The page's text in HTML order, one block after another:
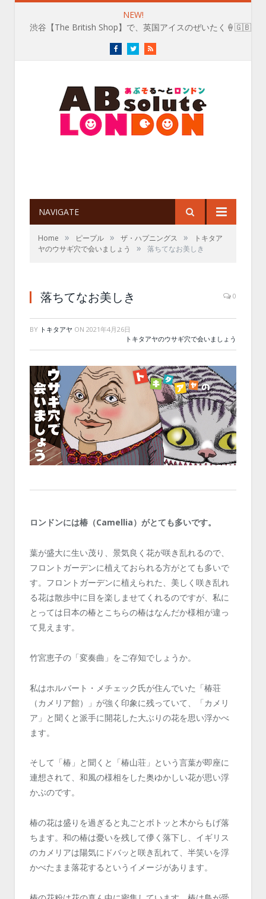
NEW!
渋谷【The British Shop】で、英国アイスのぜいたく🍦🇬🇧
FacebookTwitterRSS
NAVIGATE
Home » ピープル » ザ・ハプニングス »
トキタア
ヤのウサギ穴で会いましょう
» 落ちてなお美しき
落ちてなお美しき 0
BY トキタアヤ ON 2021年4月26日
トキタアヤのウサギ穴で会いましょう
ロンドンには椿（Camellia）がとても多いです。
葉が盛大に生い茂り、景気良く花が咲き乱れるので、
フロントガーデンに植えておられる方がとても多いで
す。フロントガーデンに植えられた、美しく咲き乱れ
る花は散歩中に目を楽しませてくれるのですが、私に
とっては日本の椿とこちらの椿はなんだか様相が違っ
て見えます。
竹宮恵子の「変奏曲」をご存知でしょうか。
私はホルバート・メチェック氏が住んでいた「椿荘
（カメリア館）」が強く印象に残っていて、「カメリ
ア」と聞くと派手に開花した大ぶりの花を思い浮かべ
ます。
そして「椿」と聞くと「椿山荘」という言葉が即座に
連想されて、和風の様相をした奥ゆかしい花が思い浮
かぶのです。
椿の花は盛りを過ぎると丸ごとボトッと木からもげ落
ちます。和の椿は憂いを残して儚く落下し、イギリス
のカメリアは陽気にドバッと咲き乱れて、半笑いを浮
かべたまま落花するというイメージがあります。